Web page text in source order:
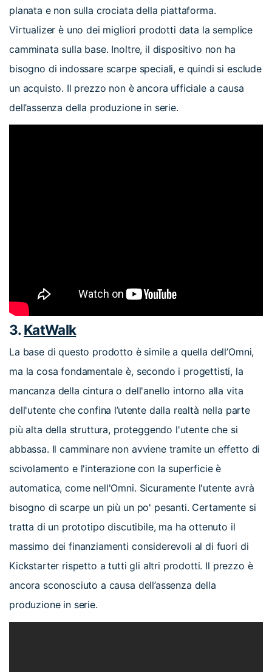
planata e non sulla crociata della piattaforma.
Virtualizer è uno dei migliori prodotti data la semplice
camminata sulla base. Inoltre, il dispositivo non ha
bisogno di indossare scarpe speciali, e quindi si esclude
un acquisto. Il prezzo non è ancora ufficiale a causa
dell’assenza della produzione in serie.
3.KatWalk
La base di questo prodotto è simile a quella dell’Omni,
ma la cosa fondamentale è, secondo i progettisti, la
mancanza della cintura o dell'anello intorno alla vita
dell'utente che confina l’utente dalla realtà nella parte
più alta della struttura, proteggendo l'utente che si
abbassa. Il camminare non avviene tramite un effetto di
scivolamento e l'interazione con la superficie è
automatica, come nell'Omni. Sicuramente l'utente avrà
bisogno di scarpe un più un po' pesanti. Certamente si
tratta di un prototipo discutibile, ma ha ottenuto il
massimo dei finanziamenti considerevoli al di fuori di
Kickstarter rispetto a tutti gli altri prodotti. Il prezzo è
ancora sconosciuto a causa dell’assenza della
produzione in serie.